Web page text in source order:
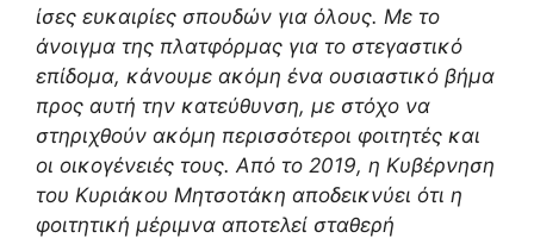
ίσες ευκαιρίες σπουδών για όλους. Με το
άνοιγμα της πλατφόρμας για το στεγαστικό
επίδομα, κάνουμε ακόμη ένα ουσιαστικό βήμα
προς αυτή την κατεύθυνση, με στόχο να
στηριχθούν ακόμη περισσότεροι φοιτητές και
οι οικογένειές τους. Από το 2019, η Κυβέρνηση
του Κυριάκου Μητσοτάκη αποδεικνύει ότι η
φοιτητική μέριμνα αποτελεί σταθερή